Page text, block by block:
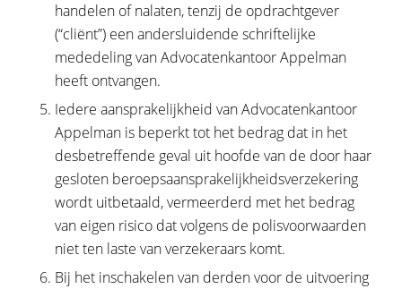
handelen of nalaten, tenzij de opdrachtgever
(“cliënt”) een andersluidende schriftelijke
mededeling van Advocatenkantoor Appelman
heeft ontvangen.
Iedere aansprakelijkheid van Advocatenkantoor
Appelman is beperkt tot het bedrag dat in het
desbetreffende geval uit hoofde van de door haar
gesloten beroepsaansprakelijkheidsverzekering
wordt uitbetaald, vermeerderd met het bedrag
van eigen risico dat volgens de polisvoorwaarden
niet ten laste van verzekeraars komt.
Bij het inschakelen van derden voor de uitvoering